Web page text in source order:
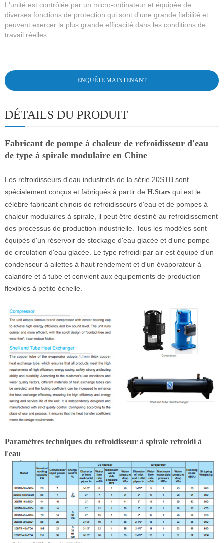
L'unité est contrôlée par un micro-ordinateur et équipée de
diverses fonctions de protection qui sont d'une grande fiabilité et
peuvent exercer la plus grande efficacité dans les conditions de
travail réelles.
ENQUÊTE MAINTENANT
DÉTAILS DU PRODUIT
Fabricant de pompe à chaleur de refroidisseur d'eau
de type à spirale modulaire en Chine
Les refroidisseurs d'eau industriels de la série 20STB sont
spécialement conçus et fabriqués à partir de H.Stars qui est le
célèbre fabricant chinois de refroidisseurs d'eau et de pompes à
chaleur modulaires à spirale, il peut être destiné au refroidissement
des processus de production industrielle. Tous les modèles sont
équipés d'un réservoir de stockage d'eau glacée et d'une pompe
de circulation d'eau glacée. Le type refroidi par air est équipé d'un
condenseur à ailettes à haut rendement et d'un évaporateur à
calandre et à tube et convient aux équipements de production
flexibles à petite échelle.
Paramètres techniques du refroidisseur à spirale refroidi à
l'eau